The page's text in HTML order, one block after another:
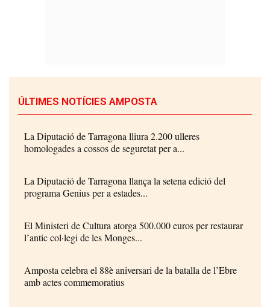
ÚLTIMES NOTÍCIES AMPOSTA
La Diputació de Tarragona lliura 2.200 ulleres
homologades a cossos de seguretat per a...
La Diputació de Tarragona llança la setena edició del
programa Genius per a estades...
El Ministeri de Cultura atorga 500.000 euros per restaurar
l’antic col·legi de les Monges...
Amposta celebra el 88è aniversari de la batalla de l’Ebre
amb actes commemoratius